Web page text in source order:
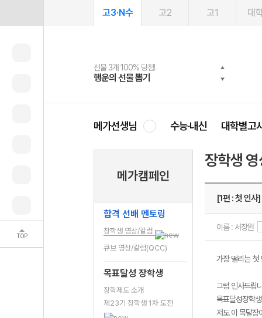
TOP
고3·N수 고2 고1 대
선물 3개 100% 당첨!
행운의 선물 뽑기
선물 100% 증정!
메가스터디 X 올리브
여름방학 스터디 캐시백
메가런 썸머스쿨
2027 러셀 단과
강사 공개선발
스마트러닝앱
설문 EVENT
메가패스
3일 무료 체험권
메가패스 수강생 무료혜택!
메가클럽 멤버십
사회공헌 캠페인
희망이룸 메가나눔
메가선생님 수능·내신 대학별고
메가캠페인
합격 선배 멘토링
장학생 영상/칼럼
큐브 영상/칼럼(QCC)
목표달성 장학생
장학제도 소개
제23기 장학생 1차 도전
장학생
[1편 : 첫 인사]
이름 : 서장원
가장 떨리는 첫
그럼 인사드립
목표달성장학
저도 이 목달장